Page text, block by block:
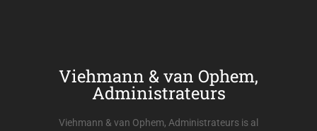
Viehmann & van Ophem,
Administrateurs
Viehmann & van Ophem, Administrateurs is al